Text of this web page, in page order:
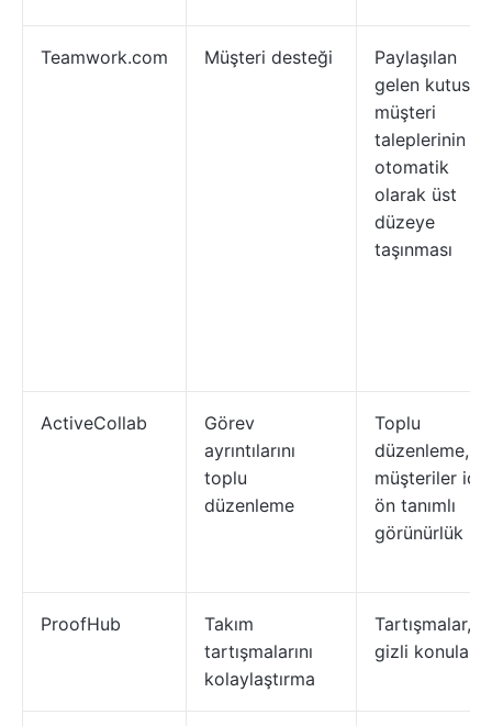
Teamwork.com Müşteri desteği
Paylaşılan
gelen kutusu,
müşteri
taleplerinin
otomatik
olarak üst
düzeye
taşınması
ActiveCollab
Görev
ayrıntılarını
toplu
düzenleme
Toplu
düzenleme,
müşteriler için
ön tanımlı
görünürlük
ProofHub
Takım
tartışmalarını
kolaylaştırma
Tartışmalar,
gizli konular